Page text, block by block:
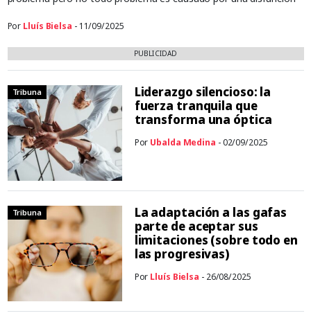
Por Lluís Bielsa - 11/09/2025
PUBLICIDAD
Tribuna
Liderazgo silencioso: la
fuerza tranquila que
transforma una óptica
Por Ubalda Medina - 02/09/2025
Tribuna
La adaptación a las gafas
parte de aceptar sus
limitaciones (sobre todo en
las progresivas)
Por Lluís Bielsa - 26/08/2025